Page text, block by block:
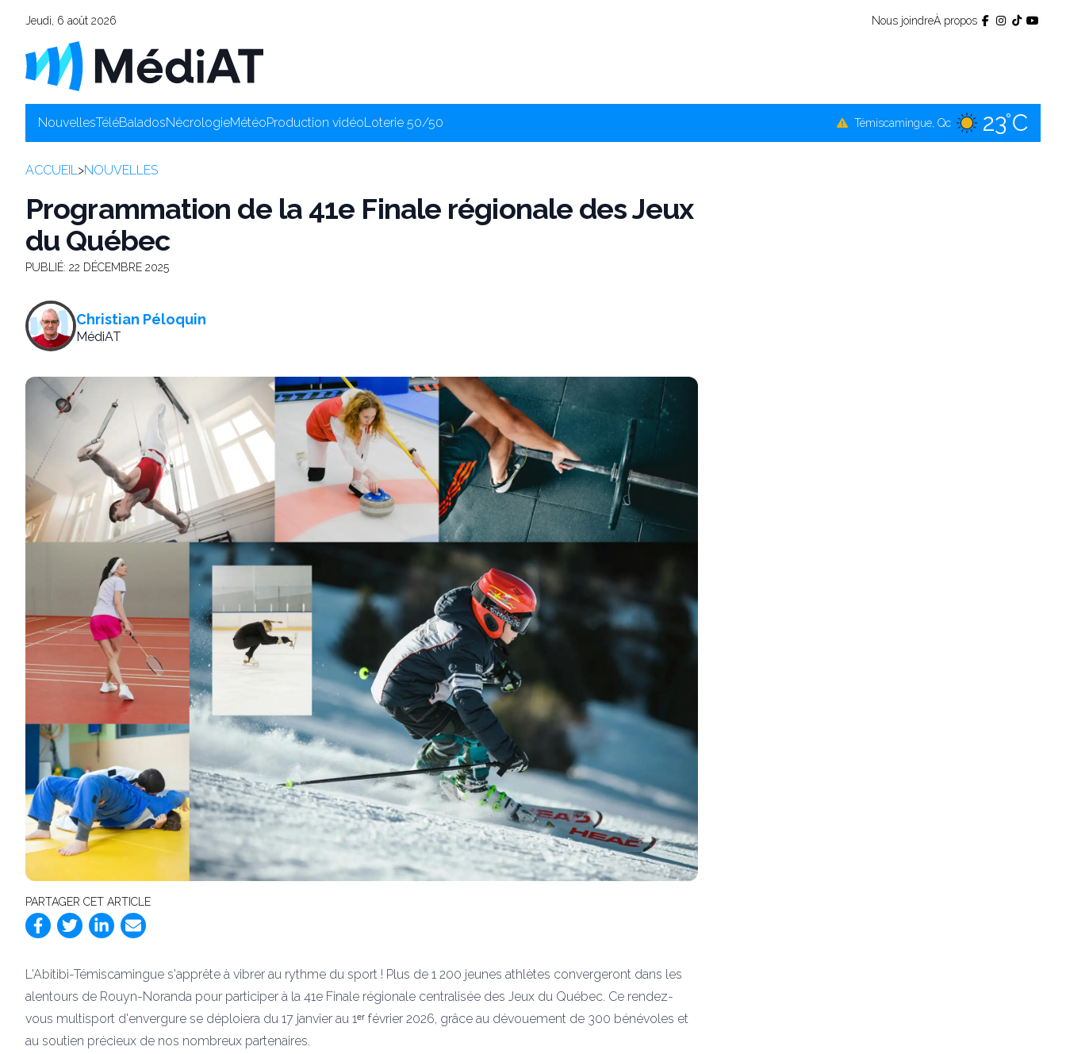
Jeudi, 6 août 2026 Nous joindreÀ propos
NouvellesTéléBaladosNécrologieMétéoProduction vidéoLoterie 50/50 La Sarre, Qc 23°C
ACCUEIL>NOUVELLES
Programmation de la 41e Finale régionale des Jeux
du Québec
PUBLIÉ: 22 DÉCEMBRE 2025
Christian Péloquin
MédiAT
PARTAGER CET ARTICLE
L'Abitibi-Témiscamingue s'apprête à vibrer au rythme du sport ! Plus de 1 200 jeunes athlètes convergeront dans les
alentours de Rouyn-Noranda pour participer à la 41e Finale régionale centralisée des Jeux du Québec. Ce rendez-
vous multisport d'envergure se déploiera du 17 janvier au 1ᵉʳ février 2026, grâce au dévouement de 300 bénévoles et
au soutien précieux de nos nombreux partenaires.